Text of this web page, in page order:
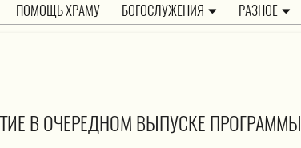
ПОМОЩЬ ХРАМУ БОГОСЛУЖЕНИЯ РАЗНОЕ
В ОЧЕРЕДНОМ ВЫПУСКЕ ПРОГРАММЫ